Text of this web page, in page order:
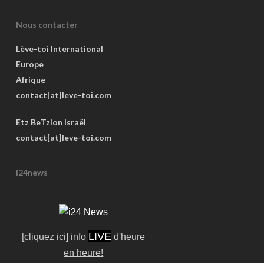
Nous contacter
Lève-toi International
Europe
Afrique
contact[at]leve-toi.com
Etz BeTzion Israël
contact[at]leve-toi.com
i24news
[cliquez ici] info LIVE d'heure
en heure!